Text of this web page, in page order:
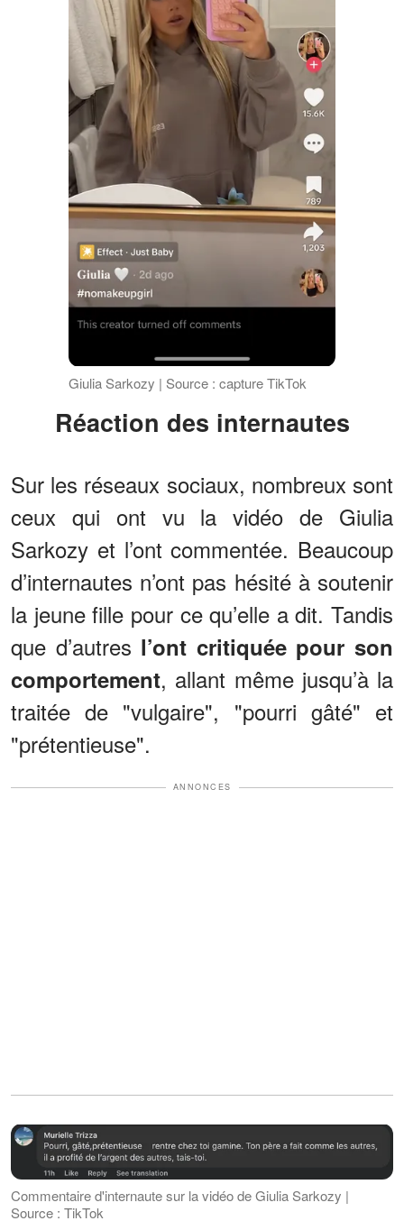
Giulia Sarkozy | Source : capture TikTok
Réaction des internautes
Sur les réseaux sociaux, nombreux sont
ceux qui ont vu la vidéo de Giulia
Sarkozy et l’ont commentée. Beaucoup
d’internautes n’ont pas hésité à soutenir
la jeune fille pour ce qu’elle a dit. Tandis
que d’autres l’ont critiquée pour son
comportement, allant même jusqu’à la
traitée de "vulgaire", "pourri gâté" et
"prétentieuse".
ANNONCES
Commentaire d'internaute sur la vidéo de Giulia Sarkozy |
Source : TikTok